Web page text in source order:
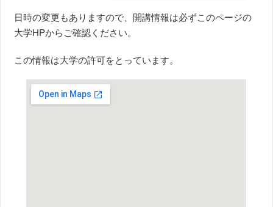
日時の変更もありますので、開講情報は必ずこのページの
大学HPからご確認ください。
この情報は大学の許可をとっています。